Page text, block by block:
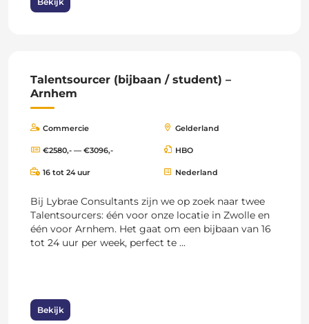
Talentsourcer (bijbaan / student) –
Arnhem
Commercie Gelderland
€2580,- — €3096,- HBO
16 tot 24 uur Nederland
Bij Lybrae Consultants zijn we op zoek naar twee
Talentsourcers: één voor onze locatie in Zwolle en
één voor Arnhem. Het gaat om een bijbaan van 16
tot 24 uur per week, perfect te ...
Bekijk